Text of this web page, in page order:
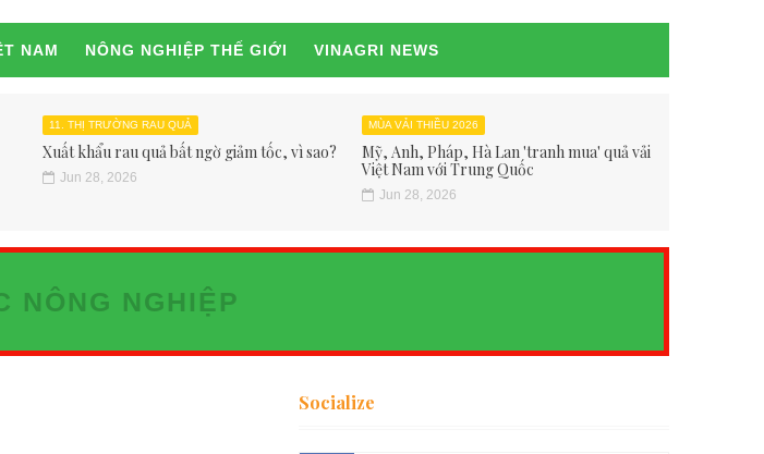
NAM NÔNG NGHIỆP THẾ GIỚI VINAGRI NEWS
11. THỊ TRƯỜNG RAU QUẢ
Xuất khẩu rau quả bất ngờ giảm tốc, vì sao?
Jun 28, 2026
MÙA VẢI THIỀU 2026
Mỹ, Anh, Pháp, Hà Lan 'tranh mua' quả vải
Việt Nam với Trung Quốc
Jun 28, 2026
NÔNG NGHIỆP
Socialize